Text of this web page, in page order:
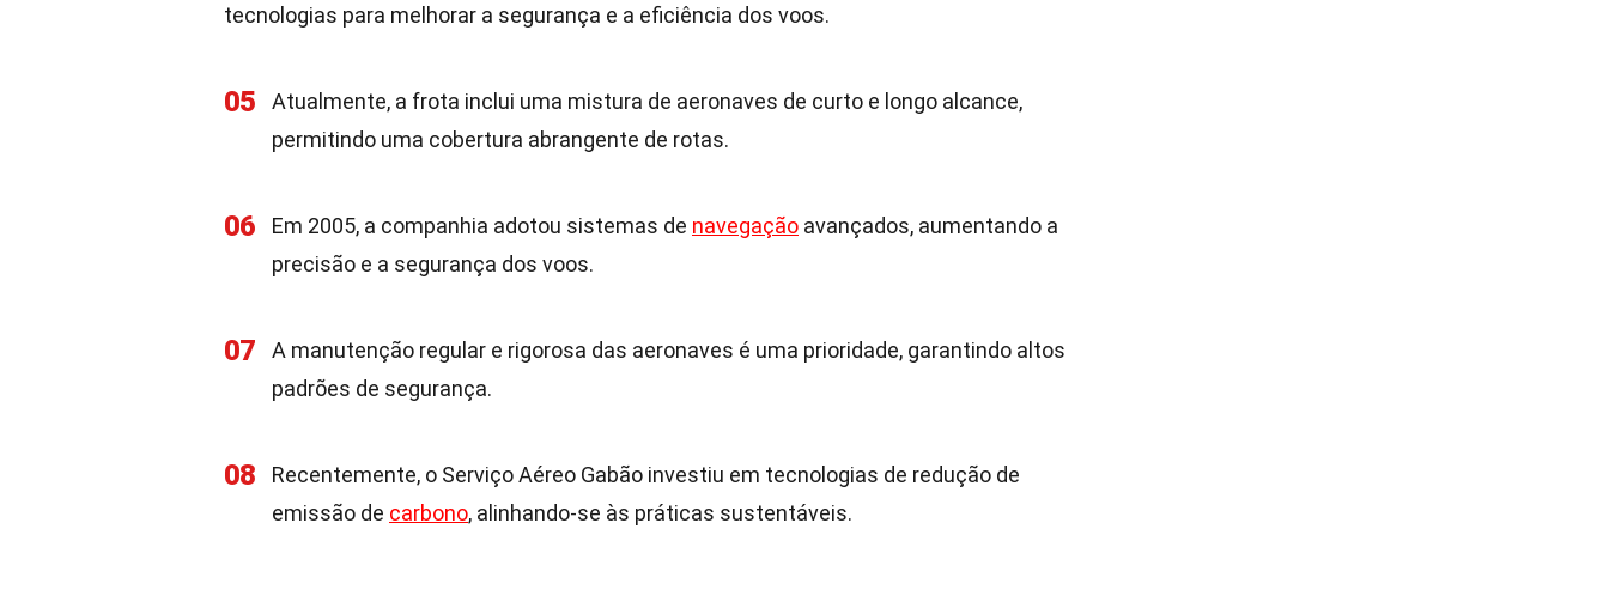
tecnologias para melhorar a segurança e a eficiência dos voos.
05
Atualmente, a frota inclui uma mistura de aeronaves de curto e longo alcance,
permitindo uma cobertura abrangente de rotas.
06 Em 2005, a companhia adotou sistemas de navegação avançados, aumentando a
precisão e a segurança dos voos.
07
A manutenção regular e rigorosa das aeronaves é uma prioridade, garantindo altos
padrões de segurança.
08
Recentemente, o Serviço Aéreo Gabão investiu em tecnologias de redução de
emissão de carbono, alinhando-se às práticas sustentáveis.